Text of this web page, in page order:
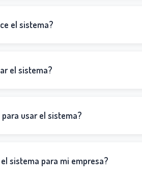
el sistema?
el sistema?
usar el sistema?
sistema para mi empresa?